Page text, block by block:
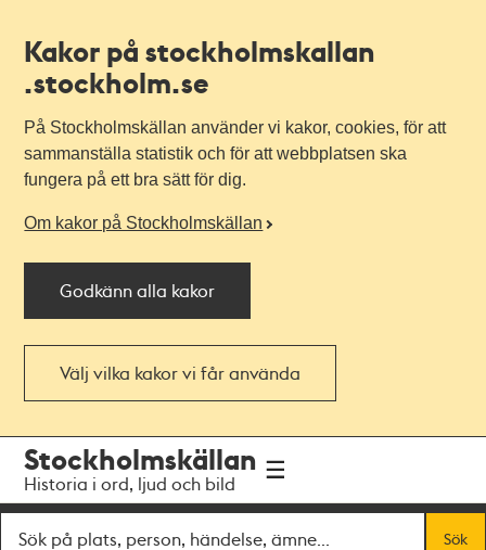
Kakor på stockholmskallan
.stockholm.se
På Stockholmskällan använder vi kakor, cookies, för att
sammanställa statistik och för att webbplatsen ska
fungera på ett bra sätt för dig.
Om kakor på Stockholmskällan
Godkänn alla kakor
Välj vilka kakor vi får använda
navigationen
huvudinnehållet
Stockholmskällan
Historia i ord, ljud och bild
Sök